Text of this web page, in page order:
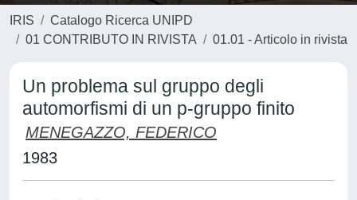
IRIS
Catalogo Ricerca UNIPD
01 CONTRIBUTO IN RIVISTA
01.01 - Articolo in rivista
Un problema sul gruppo degli
automorfismi di un p-gruppo finito
MENEGAZZO, FEDERICO
1983